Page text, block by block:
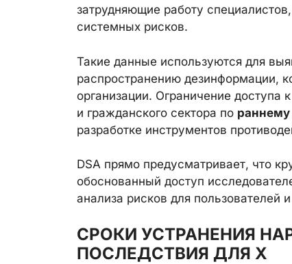
затрудняющие работу
системных рисков.
Такие данные используются для
распространению дезинформации,
организации. Ограничение
и гражданского сектора по раннему
разработке инструментов
DSA прямо предусматривает, что
обоснованный доступ
анализа рисков для пользователей
СРОКИ УСТРАНЕНИЯ
ПОСЛЕДСТВИЯ ДЛЯ X